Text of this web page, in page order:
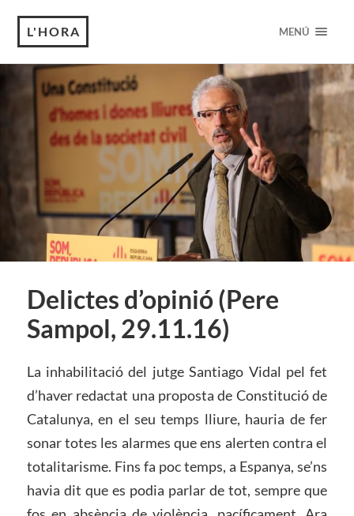
L'HORA MENÚ
Delictes d’opinió (Pere
Sampol, 29.11.16)
La inhabilitació del jutge Santiago Vidal pel fet
d’haver redactat una proposta de Constitució de
Catalunya, en el seu temps lliure, hauria de fer
sonar totes les alarmes que ens alerten contra el
totalitarisme. Fins fa poc temps, a Espanya, se’ns
havia dit que es podia parlar de tot, sempre que